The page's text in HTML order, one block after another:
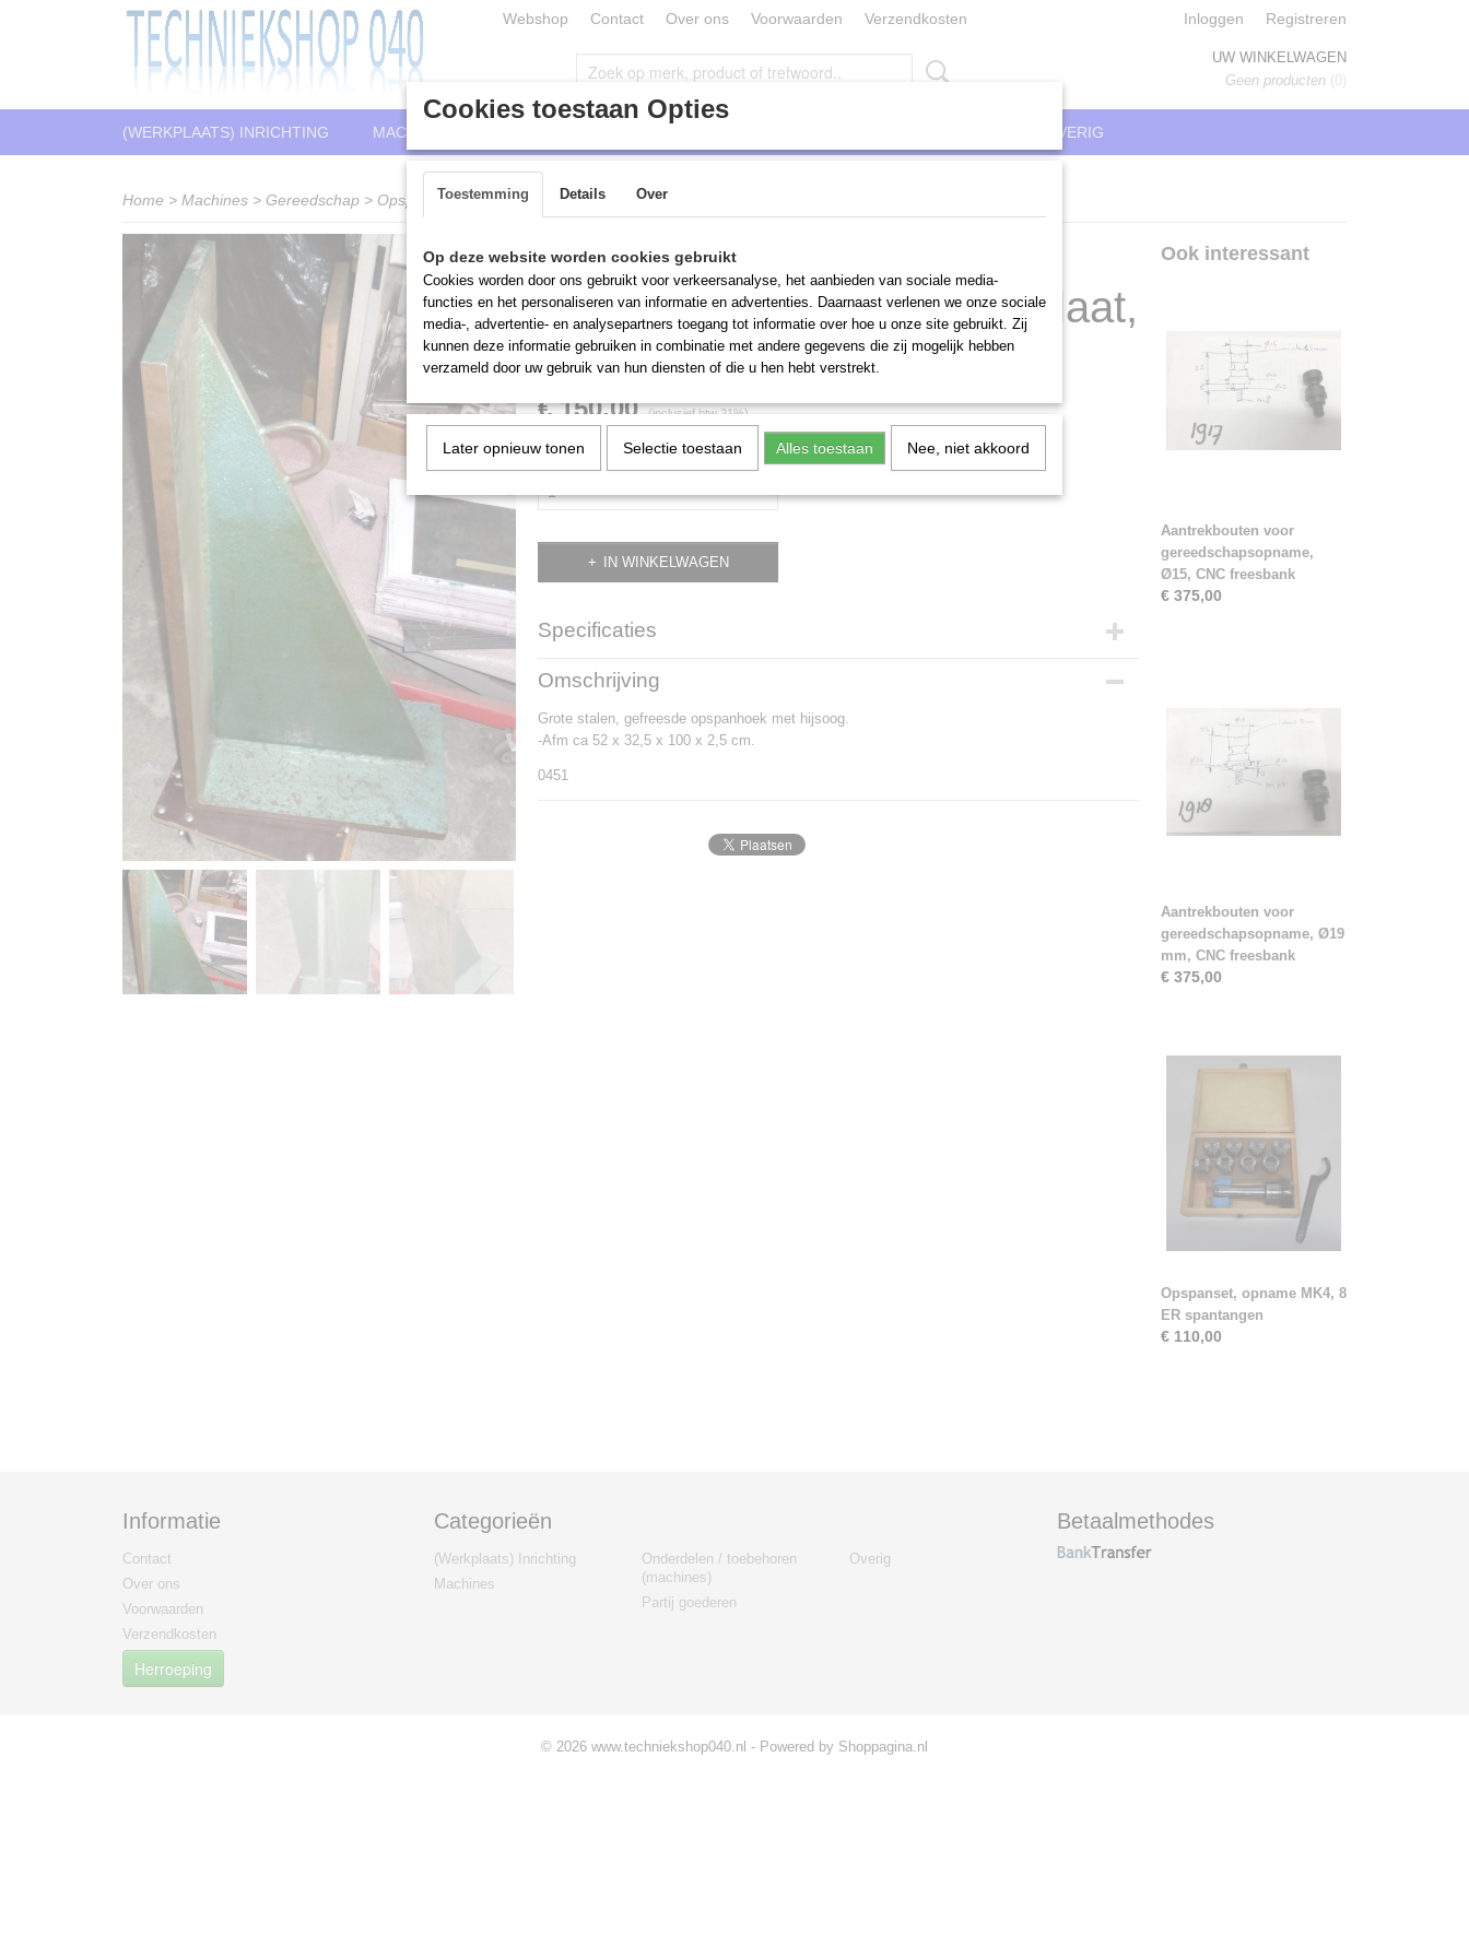
Webshop Contact Over ons Voorwaarden Verzendkosten Inloggen Registreren
UW WINKELWAGEN
Geen producten (0)
(WERKPLAATS) INRICHTING MACHINES OVERIG
Home > Machines > Gereedschap > Opspangereedschap> Grote stalen, gefreesde opspanhoek/haakse spanplaat, hijsoog
Grote stalen, gefreesde
opspanhoek/haakse spanplaat,
hijsoog
€ 150,00 (inclusief btw 21%)
Aantal
IN WINKELWAGEN
Specificaties
Productcode
Omschrijving
Grote stalen, gefreesde opspanhoek met hijsoog.
-Afm ca 52 x 32,5 x 100 x 2,5 cm.
0451
Ook interessant
Aantrekbouten voor
gereedschapsopname,
Ø15, CNC freesbank
€ 375,00
Aantrekbouten voor
gereedschapsopname, Ø19
mm, CNC freesbank
€ 375,00
Opspanset, opname MK4, 8
ER spantangen
€ 110,00
Informatie
Contact
Over ons
Voorwaarden
Verzendkosten
Herroeping
Categorieën
(Werkplaats) Inrichting
Machines
Onderdelen / toebehoren
(machines)
Partij goederen
Overig
Betaalmethodes
© 2026 www.techniekshop040.nl - Powered by Shoppagina.nl
Cookies toestaan Opties
Toestemming Details Over
Op deze website worden cookies gebruikt
Cookies worden door ons gebruikt voor verkeersanalyse, het aanbieden van sociale media-
functies en het personaliseren van informatie en advertenties. Daarnaast verlenen we onze sociale
media-, advertentie- en analysepartners toegang tot informatie over hoe u onze site gebruikt. Zij
kunnen deze informatie gebruiken in combinatie met andere gegevens die zij mogelijk hebben
verzameld door uw gebruik van hun diensten of die u hen hebt verstrekt.
Later opnieuw tonen Selectie toestaan Alles toestaan Nee, niet akkoord